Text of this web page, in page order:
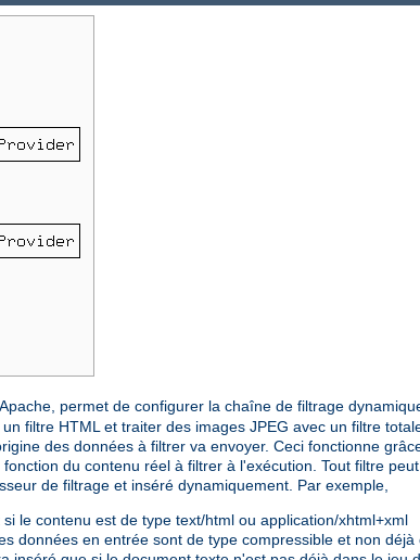
permet de configurer la chaîne de filtrage
filtre HTML et traiter des images JPEG avec un filtre
des données à filtrer va envoyer. Ceci fonctionne
du contenu réel à filtrer à l'exécution. Tout filtre
de filtrage et inséré dynamiquement. Par exemple,
le contenu est de type text/html ou application/xhtml+xml
données en entrée sont de type compressible et non déjà